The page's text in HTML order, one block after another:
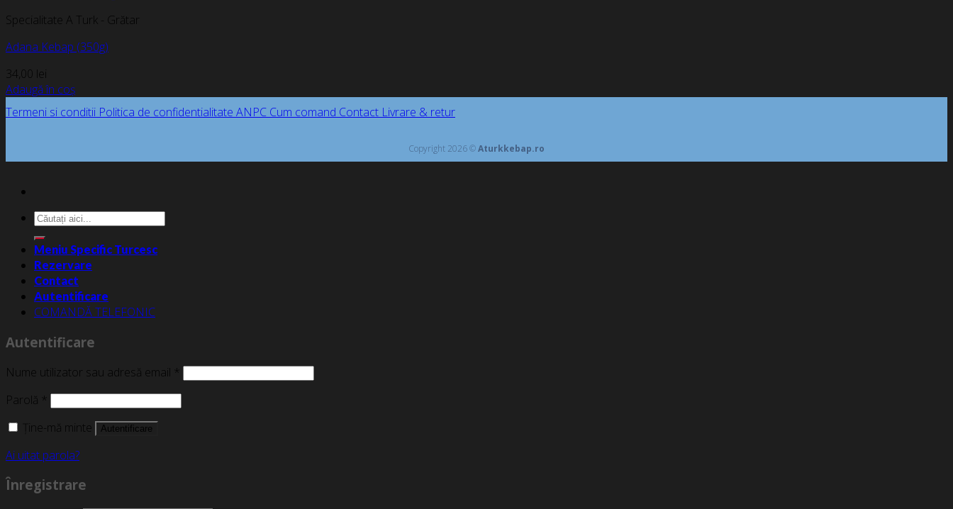
Specialitate A Turk - Grătar
Adana Kebap (350g)
34,00 lei
Adaugă în coș
Termeni si conditii Politica de confidentialitate ANPC Cum comand Contact Livrare & retur
Copyright 2026 ©Aturkkebap.ro
Caută
după:
Meniu Specific Turcesc
Rezervare
Contact
Autentificare
COMANDĂ TELEFONIC
Autentificare
Nume utilizator sau adresă email *
Parolă *
Ține-mă minte
Autentificare
Ai uitat parola?
Înregistrare